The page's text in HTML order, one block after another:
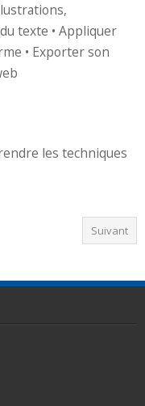
texte • Appliquer
• Exporter son
les techniques
Suivant